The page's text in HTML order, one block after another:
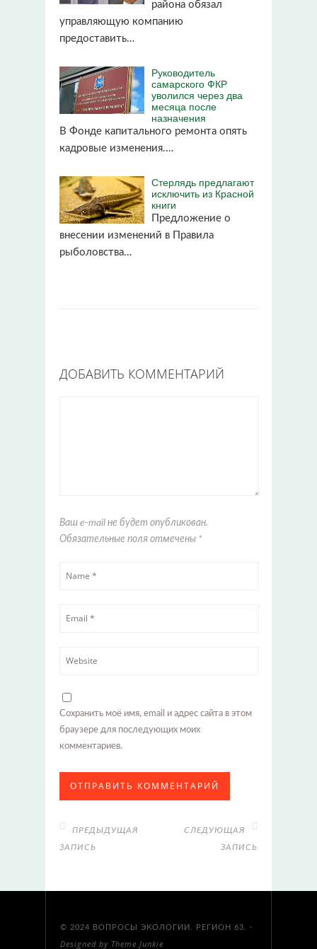
района обязал
управляющую компанию
предоставить…
Руководитель
самарского ФКР
уволился через два
месяца после
назначения
В Фонде капитального ремонта опять
кадровые изменения.…
Стерлядь предлагают
исключить из Красной
книги
Предложение о
внесении изменений в Правила
рыболовства…
ДОБАВИТЬ КОММЕНТАРИЙ
Ваш e-mail не будет опубликован.
Обязательные поля отмечены *
Сохранить моё имя, email и адрес сайта в этом
браузере для последующих моих
комментариев.
ПРЕДЫДУЩАЯ
ЗАПИСЬ
СЛЕДУЮЩАЯ
ЗАПИСЬ
© 2024 ВОПРОСЫ ЭКОЛОГИИ. РЕГИОН 63. ·
Designed by Theme Junkie